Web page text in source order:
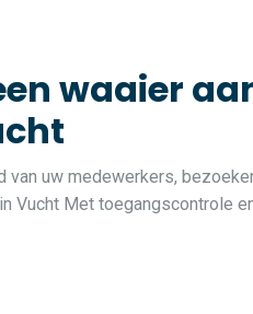
waaier
uw medewerkers,
Vucht Met toegangscontrole